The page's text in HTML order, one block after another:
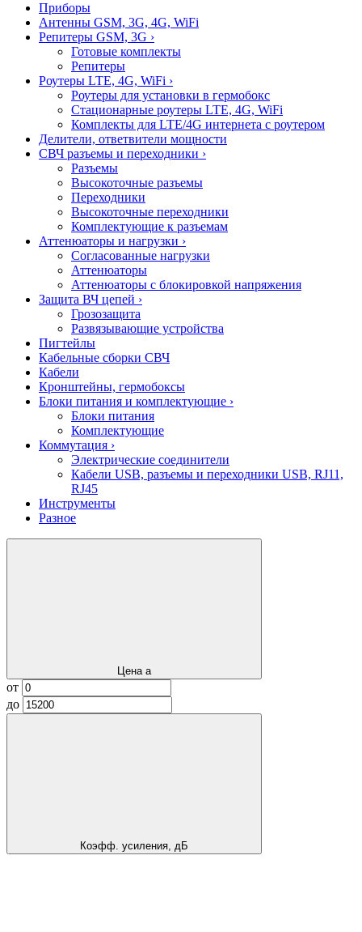
Приборы
Антенны GSM, 3G, 4G, WiFi
Репитеры GSM, 3G ›
Готовые комплекты
Репитеры
Роутеры LTE, 4G, WiFi ›
Роутеры для установки в гермобокс
Стационарные роутеры LTE, 4G, WiFi
Комплекты для LTE/4G интернета с роутером
Делители, ответвители мощности
СВЧ разъемы и переходники ›
Разъемы
Высокоточные разъемы
Переходники
Высокоточные переходники
Комплектующие к разъемам
Аттенюаторы и нагрузки ›
Согласованные нагрузки
Аттенюаторы
Аттенюаторы с блокировкой напряжения
Защита ВЧ цепей ›
Грозозащита
Развязывающие устройства
Пигтейлы
Кабельные сборки СВЧ
Кабели
Кронштейны, гермобоксы
Блоки питания и комплектующие ›
Блоки питания
Комплектующие
Коммутация ›
Электрические соединители
Кабели USB, разъемы и переходники USB, RJ11,
RJ45
Инструменты
Разное
Цена a
от
до
Коэфф. усиления, дБ